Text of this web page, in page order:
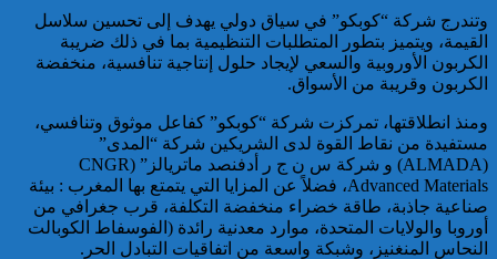
توقيف مواطن فرنسي من أصول
تونسية موضوع أمر دولي بإلقاء
القبض صادر عن السلطات
القضائية الفرنسية
وتندرج شركة “كوبكو” في سياق دولي يهدف إلى تحسين سلاسل
القيمة، ويتميز بتطور المتطلبات التنظيمية بما في ذلك ضريبة
الكربون الأوروبية والسعي لإيجاد حلول إنتاجية تنافسية، منخفضة
الكربون وقريبة من الأسواق.
ومنذ انطلاقتها، تمركزت شركة “كوبكو” كفاعل موثوق وتنافسي،
مستفيدة من نقاط القوة لدى الشريكين شركة “المدى”
(ALMADA) و شركة س ن ج ر أدفنصد ماتريالز” (CNGR
Advanced Materials، فضلاً عن المزايا التي يتمتع بها المغرب : بيئة
صناعية جاذبة، طاقة خضراء منخفضة التكلفة، قرب جغرافي من
أوروبا والولايات المتحدة، موارد معدنية رائدة (الفوسفاط الكوبالت
النحاس المنغنيز، وشبكة واسعة من اتفاقيات التبادل الحر.